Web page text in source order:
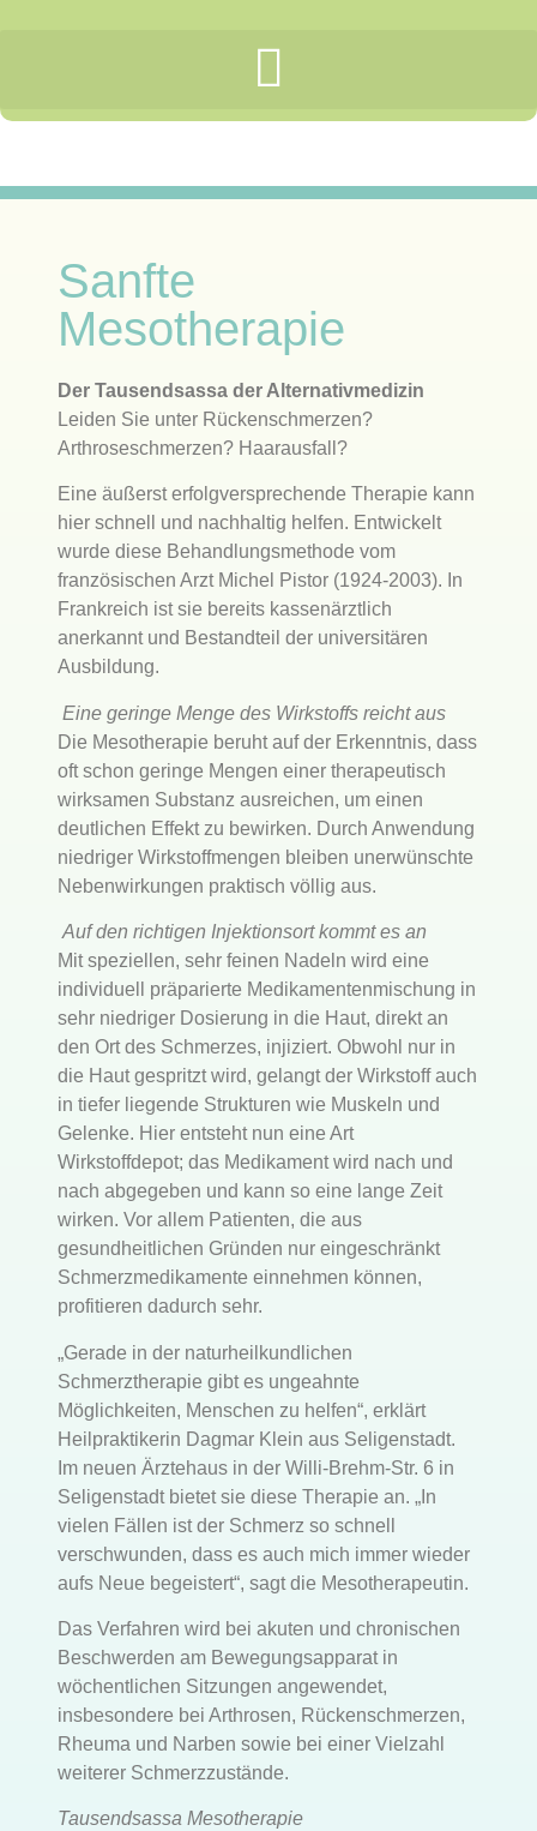
Sanfte
Mesotherapie
Der Tausendsassa der Alternativmedizin
Leiden Sie unter Rückenschmerzen?
Arthroseschmerzen? Haarausfall?
Eine äußerst erfolgversprechende Therapie kann
hier schnell und nachhaltig helfen. Entwickelt
wurde diese Behandlungsmethode vom
französischen Arzt Michel Pistor (1924-2003). In
Frankreich ist sie bereits kassenärztlich
anerkannt und Bestandteil der universitären
Ausbildung.
Eine geringe Menge des Wirkstoffs reicht aus
Die Mesotherapie beruht auf der Erkenntnis, dass
oft schon geringe Mengen einer therapeutisch
wirksamen Substanz ausreichen, um einen
deutlichen Effekt zu bewirken. Durch Anwendung
niedriger Wirkstoffmengen bleiben unerwünschte
Nebenwirkungen praktisch völlig aus.
Auf den richtigen Injektionsort kommt es an
Mit speziellen, sehr feinen Nadeln wird eine
individuell präparierte Medikamentenmischung in
sehr niedriger Dosierung in die Haut, direkt an
den Ort des Schmerzes, injiziert. Obwohl nur in
die Haut gespritzt wird, gelangt der Wirkstoff auch
in tiefer liegende Strukturen wie Muskeln und
Gelenke. Hier entsteht nun eine Art
Wirkstoffdepot; das Medikament wird nach und
nach abgegeben und kann so eine lange Zeit
wirken. Vor allem Patienten, die aus
gesundheitlichen Gründen nur eingeschränkt
Schmerzmedikamente einnehmen können,
profitieren dadurch sehr.
„Gerade in der naturheilkundlichen
Schmerztherapie gibt es ungeahnte
Möglichkeiten, Menschen zu helfen“, erklärt
Heilpraktikerin Dagmar Klein aus Seligenstadt.
Im neuen Ärztehaus in der Willi-Brehm-Str. 6 in
Seligenstadt bietet sie diese Therapie an. „In
vielen Fällen ist der Schmerz so schnell
verschwunden, dass es auch mich immer wieder
aufs Neue begeistert“, sagt die Mesotherapeutin.
Das Verfahren wird bei akuten und chronischen
Beschwerden am Bewegungsapparat in
wöchentlichen Sitzungen angewendet,
insbesondere bei Arthrosen, Rückenschmerzen,
Rheuma und Narben sowie bei einer Vielzahl
weiterer Schmerzzustände.
Tausendsassa Mesotherapie